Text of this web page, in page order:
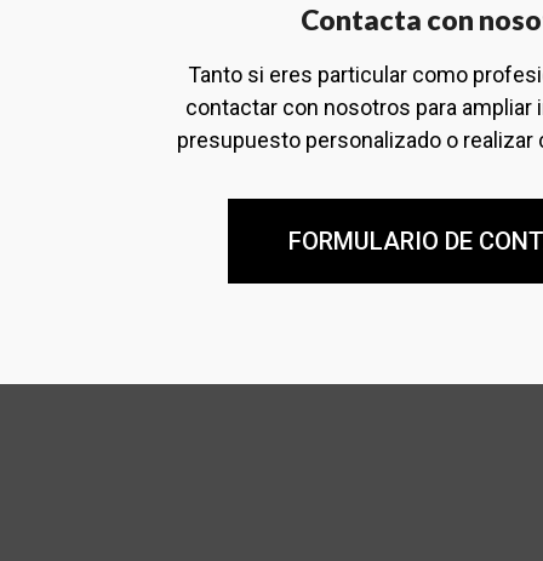
Contacta con
Tanto si eres particular como
contactar con nosotros para ampliar
presupuesto personalizado o realizar
FORMULARIO DE